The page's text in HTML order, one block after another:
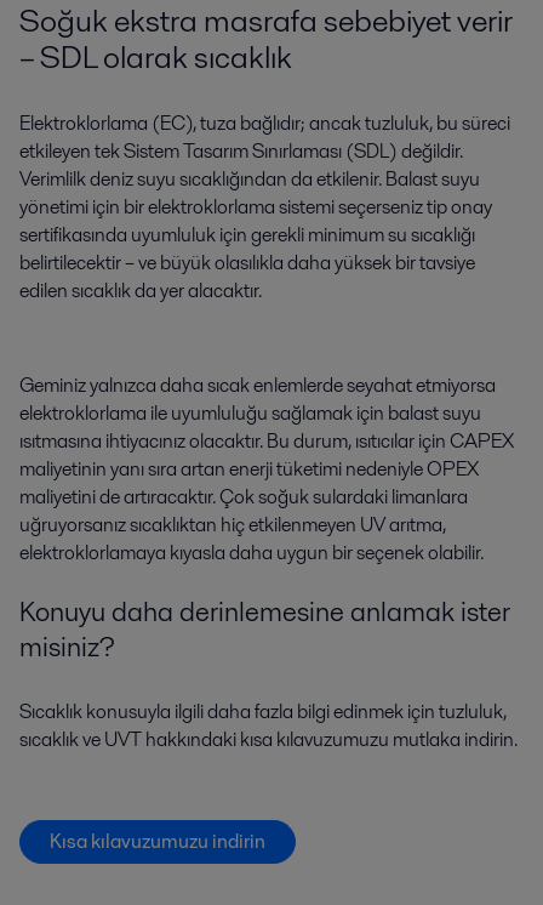
Soğuk ekstra masrafa sebebiyet verir
– SDL olarak sıcaklık
Elektroklorlama (EC), tuza bağlıdır; ancak tuzluluk, bu süreci
etkileyen tek Sistem Tasarım Sınırlaması (SDL) değildir.
Verimlilk deniz suyu sıcaklığından da etkilenir. Balast suyu
yönetimi için bir elektroklorlama sistemi seçerseniz tip onay
sertifikasında uyumluluk için gerekli minimum su sıcaklığı
belirtilecektir – ve büyük olasılıkla daha yüksek bir tavsiye
edilen sıcaklık da yer alacaktır.
Geminiz yalnızca daha sıcak enlemlerde seyahat etmiyorsa
elektroklorlama ile uyumluluğu sağlamak için balast suyu
ısıtmasına ihtiyacınız olacaktır. Bu durum, ısıtıcılar için CAPEX
maliyetinin yanı sıra artan enerji tüketimi nedeniyle OPEX
maliyetini de artıracaktır. Çok soğuk sulardaki limanlara
uğruyorsanız sıcaklıktan hiç etkilenmeyen UV arıtma,
elektroklorlamaya kıyasla daha uygun bir seçenek olabilir.
Konuyu daha derinlemesine anlamak ister
misiniz?
Sıcaklık konusuyla ilgili daha fazla bilgi edinmek için tuzluluk,
sıcaklık ve UVT hakkındaki kısa kılavuzumuzu mutlaka indirin.
Kısa kılavuzumuzu indirin